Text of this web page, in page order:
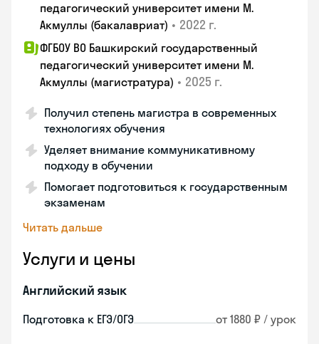
педагогический университет имени М.
Акмуллы (бакалавриат) • 2022 г.
ФГБОУ ВО Башкирский государственный
педагогический университет имени М.
Акмуллы (магистратура) • 2025 г.
Получил степень магистра в современных
технологиях обучения
Уделяет внимание коммуникативному
подходу в обучении
Помогает подготовиться к государственным
экзаменам
Читать дальше
Услуги и цены
Английский язык
Подготовка к ЕГЭ/ОГЭ от 1880 ₽ / урок